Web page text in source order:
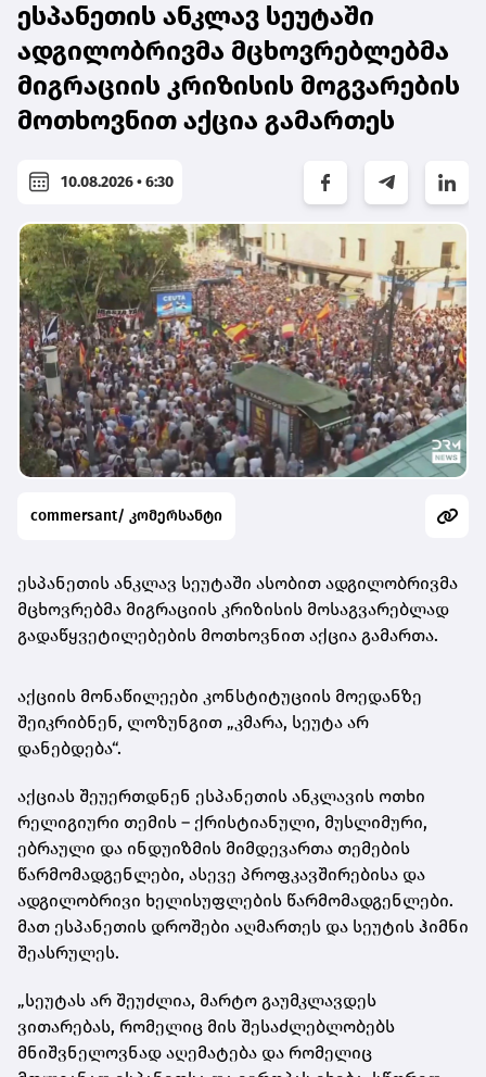
ესპანეთის ანკლავ სეუტაში
ადგილობრივმა მცხოვრებლებმა
მიგრაციის კრიზისის მოგვარების
მოთხოვნით აქცია გამართეს
10.08.2026 • 6:30
commersant/ კომერსანტი
ესპანეთის ანკლავ სეუტაში ასობით ადგილობრივმა
მცხოვრებმა მიგრაციის კრიზისის მოსაგვარებლად
გადაწყვეტილებების მოთხოვნით აქცია გამართა.
აქციის მონაწილეები კონსტიტუციის მოედანზე
შეიკრიბნენ, ლოზუნგით „კმარა, სეუტა არ
დანებდება“.
აქციას შეუერთდნენ ესპანეთის ანკლავის ოთხი
რელიგიური თემის – ქრისტიანული, მუსლიმური,
ებრაული და ინდუიზმის მიმდევართა თემების
წარმომადგენლები, ასევე პროფკავშირებისა და
ადგილობრივი ხელისუფლების წარმომადგენლები.
მათ ესპანეთის დროშები აღმართეს და სეუტის ჰიმნი
შეასრულეს.
„სეუტას არ შეუძლია, მარტო გაუმკლავდეს
ვითარებას, რომელიც მის შესაძლებლობებს
მნიშვნელოვნად აღემატება და რომელიც